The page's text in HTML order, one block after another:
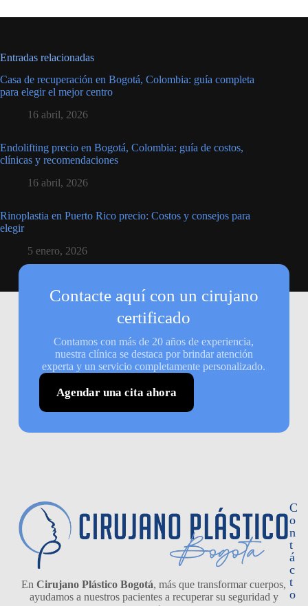
Entradas relacionadas
Casa de recuperación en Bogotá, Colombia: guía completa
para elegir el mejor centro
16 abril, 2026
Endolifting precio en Bogotá, Colombia: guía de costos,
clínicas y recomendaciones
16 abril, 2026
Rinoplastia en Puerto Rico precio: Costos y consejos para
elegir
5 enero, 2026
Contacte aquí con un cirujano
certificado
Contamos con más de 20 años de experiencia,
nuestra clínica se destaca por brindar atención
experta y un servicio completamente personalizado.
Agendar una cita ahora
En Cirujano Plástico Bogotá, más que transformar cuerpos,
ayudamos a nuestros pacientes a recuperar su seguridad y
C
o
n
t
á
c
t
o